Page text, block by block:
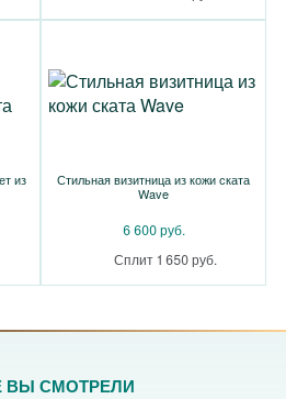
из
Стильная визитница из кожи ската
Wave
6 600 руб.
Сплит 1 650 руб.
ВЫ СМОТРЕЛИ